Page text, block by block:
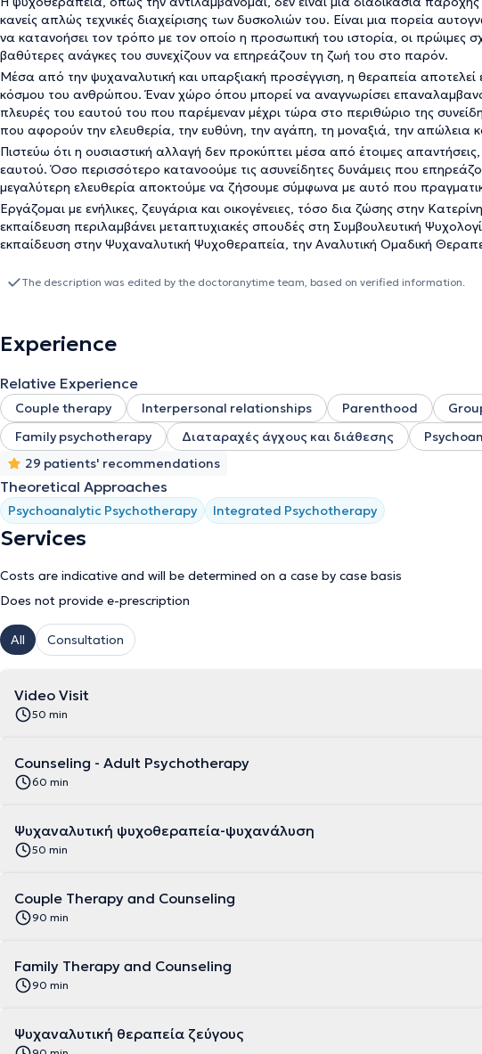
κανείς απλώς τεχνικές διαχείρισης των δυσκολιών του. Είναι μια πορεία
να κατανοήσει τον τρόπο με τον οποίο η προσωπική του ιστορία, οι πρώιμες
βαθύτερες ανάγκες του συνεχίζουν να επηρεάζουν τη ζωή του στο παρόν.
Μέσα από την ψυχαναλυτική και υπαρξιακή προσέγγιση, η θεραπεία αποτελεί
κόσμου του ανθρώπου. Έναν χώρο όπου μπορεί να αναγνωρίσει
πλευρές του εαυτού του που παρέμεναν μέχρι τώρα στο περιθώριο της
που αφορούν την ελευθερία, την ευθύνη, την αγάπη, τη μοναξιά, την απώλεια
Πιστεύω ότι η ουσιαστική αλλαγή δεν προκύπτει μέσα από έτοιμες
εαυτού. Όσο περισσότερο κατανοούμε τις ασυνείδητες δυνάμεις που
μεγαλύτερη ελευθερία αποκτούμε να ζήσουμε σύμφωνα με αυτό που
Εργάζομαι με ενήλικες, ζευγάρια και οικογένειες, τόσο δια ζώσης στην
εκπαίδευση περιλαμβάνει μεταπτυχιακές σπουδές στη Συμβουλευτική
εκπαίδευση στην Ψυχαναλυτική Ψυχοθεραπεία, την Αναλυτική Ομαδική
The description was edited by the doctoranytime team, based on verified information.
Experience
Relative Experience
Couple therapy Interpersonal relationships Parenthood
Family psychotherapy
Διαταραχές άγχους και διάθεσης
29 patients' recommendations
Theoretical Approaches
Psychoanalytic Psychotherapy Integrated Psychotherapy
Services
Costs are indicative and will be determined on a case by case basis
Does not provide e-prescription
All Consultation
Video Visit
50 min
Counseling - Adult Psychotherapy
60 min
Ψυχαναλυτική ψυχοθεραπεία-ψυχανάλυση
50 min
Couple Therapy and Counseling
90 min
Family Therapy and Counseling
90 min
Ψυχαναλυτική θεραπεία ζεύγους